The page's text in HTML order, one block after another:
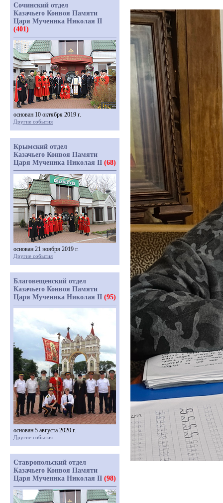
Сочинский отдел
Казачьего Конвоя Памяти
Царя Мученика Николая II
(401)
основан 10 октября 2019 г.
Другие события
Крымский отдел
Казачьего Конвоя Памяти
Царя Мученика Николая II (68)
основан 21 ноября 2019 г.
Другие события
Благовещенский отдел
Казачьего Конвоя Памяти
Царя Мученика Николая II (95)
основан 5 августа 2020 г.
Другие события
Ставропольский отдел
Казачьего Конвоя Памяти
Царя Мученика Николая II (98)